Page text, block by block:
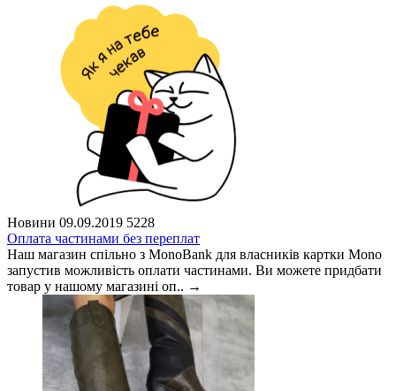
Новини 09.09.2019 5228
Оплата частинами без переплат
Наш магазин спільно з MonoBank для власників картки Mono
запустив можливість оплати частинами. Ви можете придбати
товар у нашому магазині оп.. →